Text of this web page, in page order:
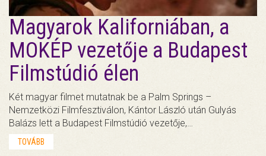
Magyarok Kaliforniában, a
MOKÉP vezetője a Budapest
Filmstúdió élen
Két magyar filmet mutatnak be a Palm Springs –
Nemzetközi Filmfesztiválon, Kántor László után Gulyás
Balázs lett a Budapest Filmstúdió vezetője,…
TOVÁBB